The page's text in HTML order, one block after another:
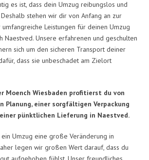
es ist, dass dein Umzug reibungslos und
stehen wir dir von Anfang an zur
Leistungen für deinen Umzug
Naestved. Unsere erfahrenen und geschulten
sich um den sicheren Transport deiner
dass sie unbeschadet am Zielort
Moench Wiesbaden profitierst du von
Planung, einer sorgfältigen Verpackung
pünktlichen Lieferung in Naestved.
Umzug eine große Veränderung in
legen wir großen Wert darauf, dass du